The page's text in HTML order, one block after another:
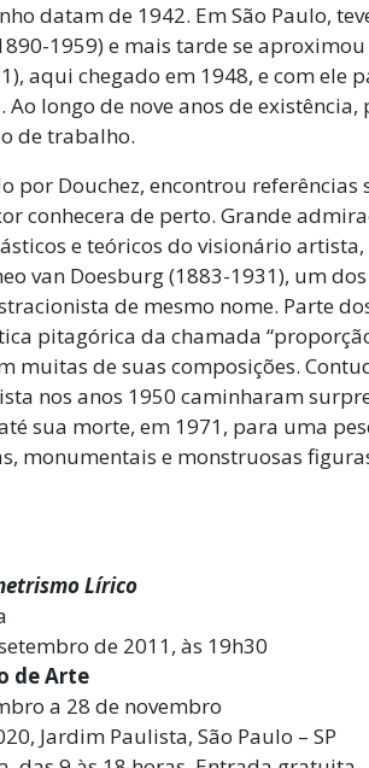
datam de 1942. Em São Paulo,
1959) e mais tarde se
aqui chegado em 1948, e com ele
longo de nove anos de existência,
de trabalho.
por Douchez, encontrou referências
conhecera de perto. Grande
e teóricos do visionário
van Doesburg (1883-1931), um
de mesmo nome. Parte
pitagórica da chamada
muitas de suas composições.
nos anos 1950 caminharam
sua morte, em 1971, para uma
monumentais e monstruosas
Lírico
de 2011, às 19h30
de Arte
a 28 de novembro
Jardim Paulista, São Paulo – SP